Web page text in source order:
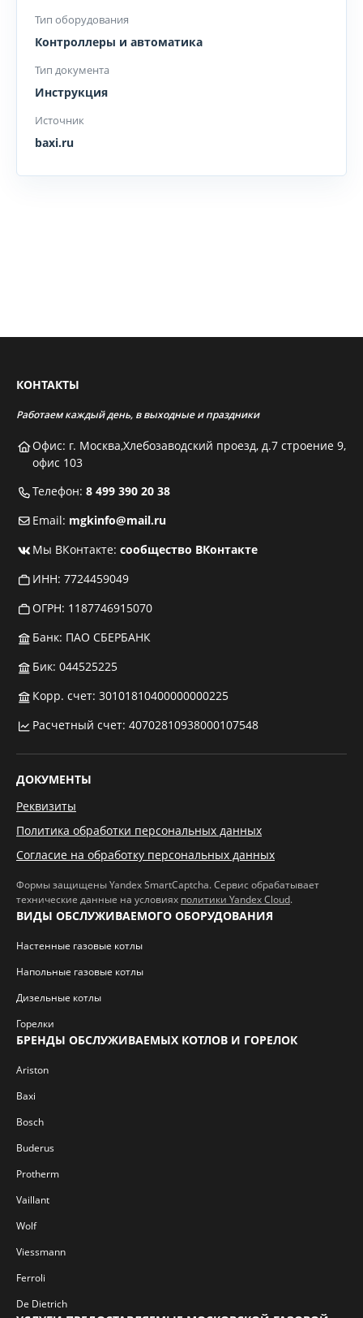
Тип оборудования
Контроллеры и автоматика
Тип документа
Инструкция
Источник
baxi.ru
КОНТАКТЫ
Работаем каждый день, в выходные и праздники
Офис: г. Москва,Хлебозаводский проезд, д.7 строение 9,
офис 103
Телефон: 8 499 390 20 38
Email: mgkinfo@mail.ru
Мы ВКонтакте: сообщество ВКонтакте
ИНН: 7724459049
ОГРН: 1187746915070
Банк: ПАО СБЕРБАНК
Бик: 044525225
Корр. счет: 30101810400000000225
Расчетный счет: 40702810938000107548
ДОКУМЕНТЫ
Реквизиты
Политика обработки персональных данных
Согласие на обработку персональных данных
Формы защищены Yandex SmartCaptcha. Сервис обрабатывает
технические данные на условиях политики Yandex Cloud.
ВИДЫ ОБСЛУЖИВАЕМОГО ОБОРУДОВАНИЯ
Настенные газовые котлы
Напольные газовые котлы
Дизельные котлы
Горелки
БРЕНДЫ ОБСЛУЖИВАЕМЫХ КОТЛОВ И ГОРЕЛОК
Ariston
Baxi
Bosch
Buderus
Protherm
Vaillant
Wolf
Viessmann
Ferroli
De Dietrich